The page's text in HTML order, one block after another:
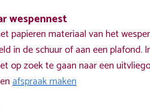
wespennest
papieren materiaal van het
in de schuur of aan een plafond.
op zoek te gaan naar een
afspraak maken